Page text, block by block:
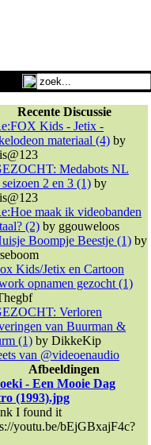
Recente Discussie
Kids - Jetix -
materiaal (4) by
Medabots NL
2 en 3 (1) by
maak ik videobanden
(2) by ggouweloos
Boompje Beestje (1) by
Kids/Jetix en Cartoon
opnamen gezocht (1)
Verloren
van Buurman &
(1) by DikkeKip
van @videoenaudio
Afbeeldingen
- Een Mooie Dag
(1993).jpg
I found it
youtu.be/bEjGBxajF4c?